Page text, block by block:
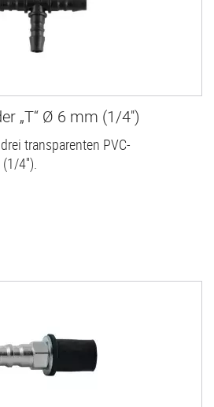
„T“ Ø 6 mm (1/4'')
transparenten PVC-
4'').